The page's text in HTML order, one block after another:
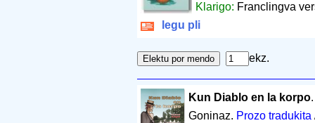
Klarigo: Franclingva
legu pli
ekz.
Kun Diablo en la korpo
Goninaz. Prozo tradukita